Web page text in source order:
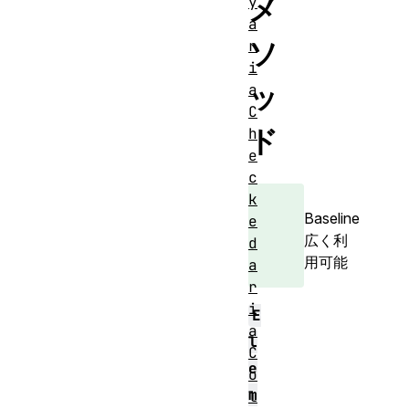
メ
ソ
ッ
ド
Baseline
広く利
用可能
E
l
e
m
a
r
i
a
C
h
e
c
k
e
d
a
r
i
a
C
o
l